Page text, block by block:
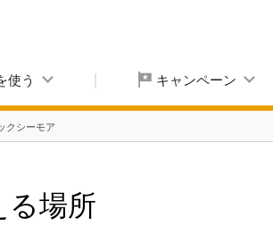
使う キャンペーン
クシーモア
場所